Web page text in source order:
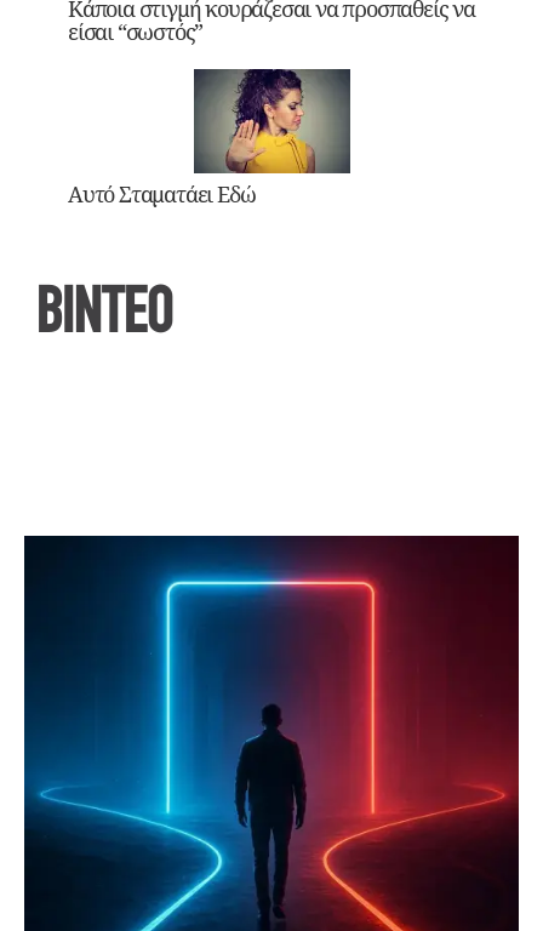
Κάποια στιγμή κουράζεσαι να προσπαθείς να
είσαι “σωστός”
Αυτό Σταματάει Εδώ
ΒΙΝΤΕΟ